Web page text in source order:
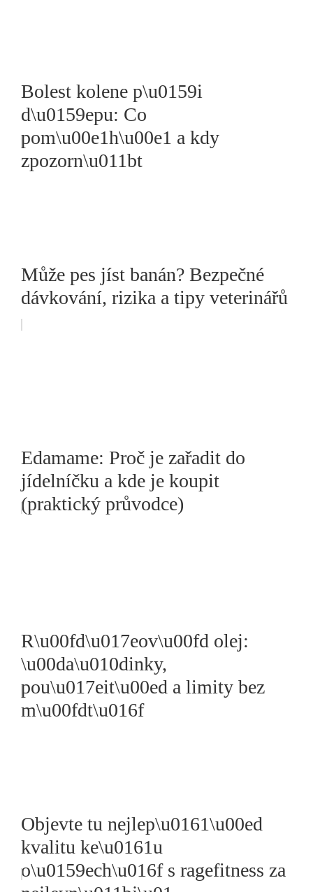
Bolest kolene p\u0159i
d\u0159epu: Co
pom\u00e1h\u00e1 a kdy
zpozorn\u011bt
Může pes jíst banán? Bezpečné
dávkování, rizika a tipy veterinářů
Edamame: Proč je zařadit do
jídelníčku a kde je koupit
(praktický průvodce)
R\u00fd\u017eov\u00fd olej:
\u00da\u010dinky,
pou\u017eit\u00ed a limity bez
m\u00fdt\u016f
Objevte tu nejlep\u0161\u00ed
kvalitu ke\u0161u
o\u0159ech\u016f s ragefitness za